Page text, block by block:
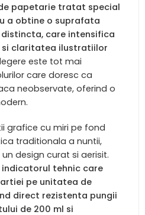
papetarie tratat special
a obtine o suprafata
care intensifica
si claritatea ilustratiilor
este tot mai
care doresc ca
neobservate, oferind o
grafice cu miri pe fond
traditionala a nuntii,
design curat si aerisit.
tehnic care
pe unitatea de
direct rezistenta pungii
de 200 ml si